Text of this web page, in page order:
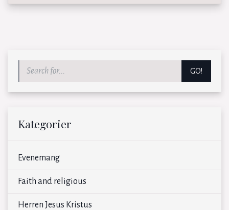
GO!
Kategorier
Evenemang
Faith and religious
Herren Jesus Kristus